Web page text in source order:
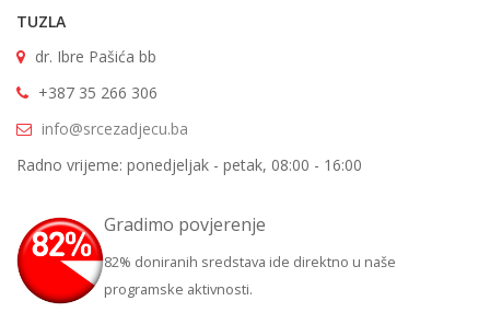
TUZLA
dr. Ibre Pašića bb
+387 35 266 306
info@srcezadjecu.ba
Radno vrijeme: ponedjeljak - petak, 08:00 - 16:00
Gradimo povjerenje
82% doniranih sredstava ide direktno u naše
programske aktivnosti.